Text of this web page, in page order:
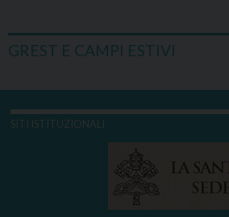
GREST E CAMPI ESTIVI
SITI ISTITUZIONALI